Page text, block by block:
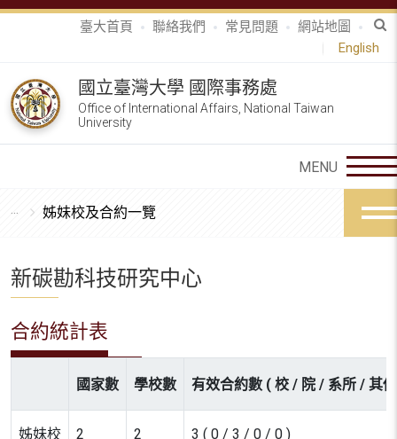
臺大首頁 聯絡我們 常見問題
網站地圖
English
國立臺灣大學 國際事務處
Office of International Affairs, National Taiwan
University
姊妹校及合約一覽
新碳勘科技研究中心
合約統計表
國家數 學校數 有效合約數 ( 校 / 院 / 系所 / 其
姊妹校 2 2 3 ( 0 / 3 / 0 / 0 )